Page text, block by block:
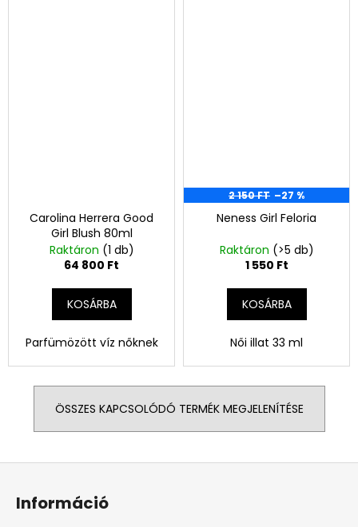
Carolina Herrera Good
Girl Blush 80ml
Raktáron (1 db)
64 800 Ft
KOSÁRBA
Parfümözött víz nőknek
2 150 FT –27 %
Neness Girl Feloria
Raktáron (>5 db)
1 550 Ft
KOSÁRBA
Női illat 33 ml
ÖSSZES KAPCSOLÓDÓ TERMÉK MEGJELENÍTÉSE
L
Információ